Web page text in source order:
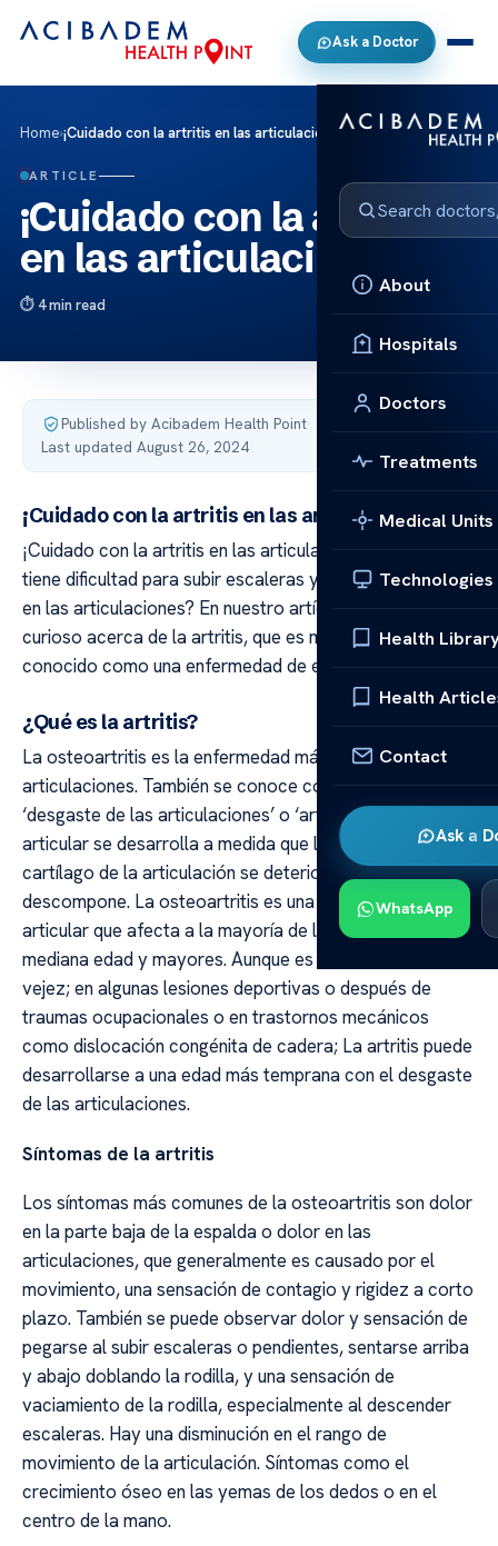
Ask a Doctor
About
Hospitals
Doctors
Treatments
Medical Units
Technologies
Health
Health
Contact
Ask a
WhatsApp
Home›¡Cuidado con la artritis en las articulaciones!
ARTICLE
¡Cuidado con la artritis
en las articulaciones!
4 min read
Published by Acibadem Health Point·
Last updated August 26, 2024
¡Cuidado con la artritis en las articulaciones!
¡Cuidado con la artritis en las articulaciones! ¿También
tiene dificultad para subir escaleras y se queja de dolor
en las articulaciones? En nuestro artículo, lo que es
curioso acerca de la artritis, que es más comúnmente
conocido como una enfermedad de edad avanzada…
¿Qué es la artritis?
La osteoartritis es la enfermedad más común de las
articulaciones. También se conoce comúnmente como
‘desgaste de las articulaciones’ o ‘artritis’. El daño
articular se desarrolla a medida que la estructura del
cartílago de la articulación se deteriora y se
descompone. La osteoartritis es una enfermedad
articular que afecta a la mayoría de las personas de
mediana edad y mayores. Aunque es más común en la
vejez; en algunas lesiones deportivas o después de
traumas ocupacionales o en trastornos mecánicos
como dislocación congénita de cadera; La artritis puede
desarrollarse a una edad más temprana con el desgaste
de las articulaciones.
Síntomas de la artritis
Los síntomas más comunes de la osteoartritis son dolor
en la parte baja de la espalda o dolor en las
articulaciones, que generalmente es causado por el
movimiento, una sensación de contagio y rigidez a corto
plazo. También se puede observar dolor y sensación de
pegarse al subir escaleras o pendientes, sentarse arriba
y abajo doblando la rodilla, y una sensación de
vaciamiento de la rodilla, especialmente al descender
escaleras. Hay una disminución en el rango de
movimiento de la articulación. Síntomas como el
crecimiento óseo en las yemas de los dedos o en el
centro de la mano.